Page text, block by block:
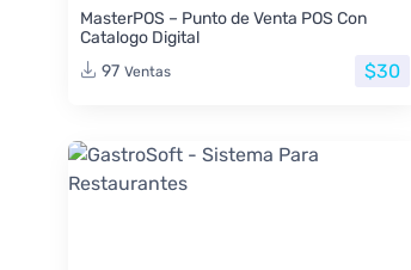
MasterPOS – Punto de Venta POS Con
Catalogo Digital
97 Ventas $30